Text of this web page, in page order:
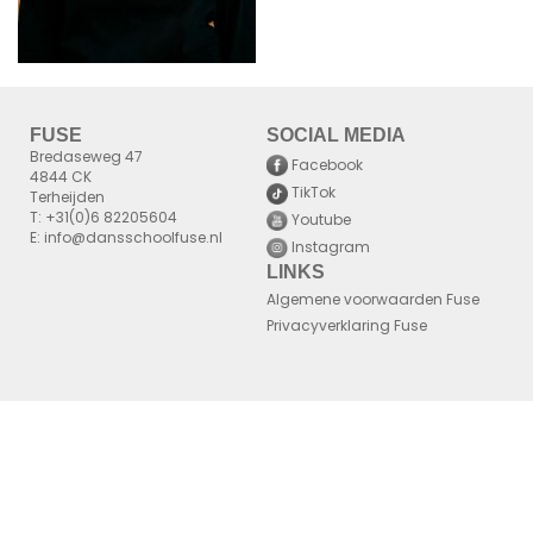
FUSE
Bredaseweg 47
4844 CK
Terheijden
T: +31(0)6 82205604
E: info@dansschoolfuse.nl
SOCIAL MEDIA
Facebook
TikTok
Youtube
Instagram
LINKS
Algemene voorwaarden Fuse
Privacyverklaring Fuse